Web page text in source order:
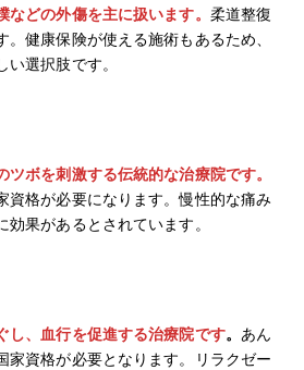
どの外傷を主に扱います。 柔道整復
健康保険が使える施術もあるため、
選択肢です。
ボを刺激する伝統的な治療院です。
資格が必要になります。慢性的な痛み
果があるとされています。
し、血行を促進する治療院です。 あん
家資格が必要となります。リラクゼー